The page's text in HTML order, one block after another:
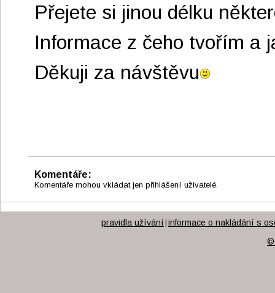
Přejete si jinou délku
Informace z čeho tvořím a
Děkuji za návštěvu
Komentáře:
Komentáře mohou vkládat jen přihlášení uživatelé.
pravidla užívání informace o nakládání s
©